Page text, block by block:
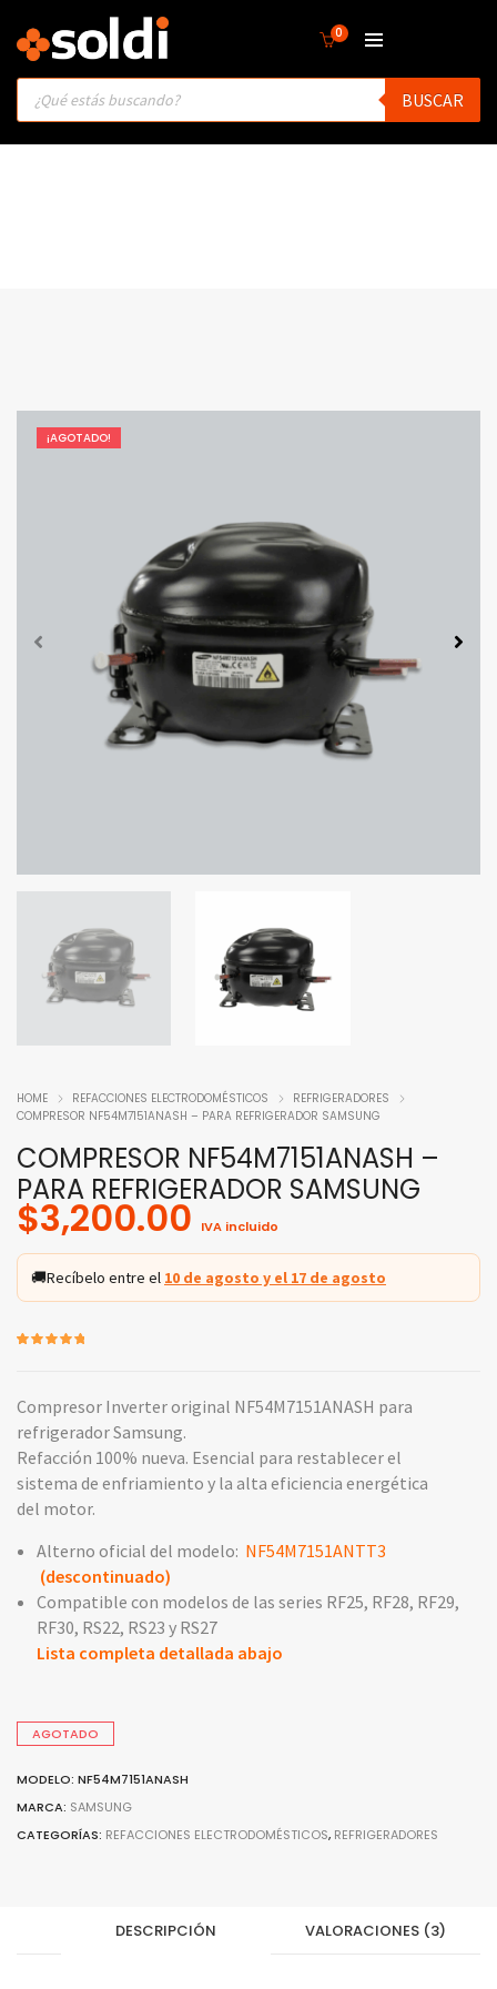
0
Products
search
BUSCAR
¡AGOTADO!
HOME REFACCIONES ELECTRODOMÉSTICOS
REFRIGERADORES
COMPRESOR NF54M7151ANASH – PARA REFRIGERADOR SAMSUNG
COMPRESOR NF54M7151ANASH –
PARA REFRIGERADOR SAMSUNG
$3,200.00 IVA incluido
🚚Recíbelo entre el 10 de agosto y el 17 de agosto
puntuacione
s de
Compresor Inverter original NF54M7151ANASH para
refrigerador Samsung.
Refacción 100% nueva. Esencial para restablecer el
sistema de enfriamiento y la alta eficiencia energética
del motor.
Alterno oficial del modelo: NF54M7151ANTT3
(descontinuado)
Compatible con modelos de las series RF25, RF28, RF29,
RF30, RS22, RS23 y RS27
Lista completa detallada abajo
AGOTADO
MODELO: NF54M7151ANASH
MARCA: SAMSUNG
CATEGORÍAS: REFACCIONES ELECTRODOMÉSTICOS, REFRIGERADORES
DESCRIPCIÓN VALORACIONES (3)